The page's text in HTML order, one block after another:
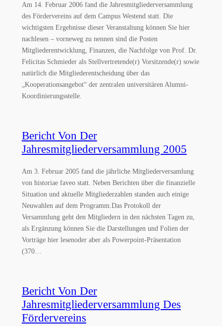
Am 14. Februar 2006 fand die Jahresmitgliederversammlung
des Fördervereins auf dem Campus Westend statt. Die
wichtigsten Ergebnisse dieser Veranstaltung können Sie hier
nachlesen – vorneweg zu nennen sind die Posten
Mitgliederentwicklung, Finanzen, die Nachfolge von Prof. Dr.
Felicitas Schmieder als Stellvertretende(r) Vorsitzende(r) sowie
natürlich die Mitgliederentscheidung über das
„Kooperationsangebot“ der zentralen universitären Alumni-
Koordinierungsstelle.
Bericht Von Der
Jahresmitgliederversammlung 2005
Am 3. Februar 2005 fand die jährliche Mitgliederversamlung
von historiae faveo statt. Neben Berichten über die finanzielle
Situation und aktuelle Mitgliederzahlen standen auch einige
Neuwahlen auf dem Programm.Das Protokoll der
Versammlung geht den Mitgliedern in den nächsten Tagen zu,
als Ergänzung können Sie die Darstellungen und Folien der
Vorträge hier lesenoder aber als Powerpoint-Präsentation
(370…
Bericht Von Der
Jahresmitgliederversammlung Des
Fördervereins